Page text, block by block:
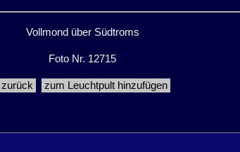
Vollmond über Südtroms
Foto Nr. 12715
zum Leuchtpult hinzufügen